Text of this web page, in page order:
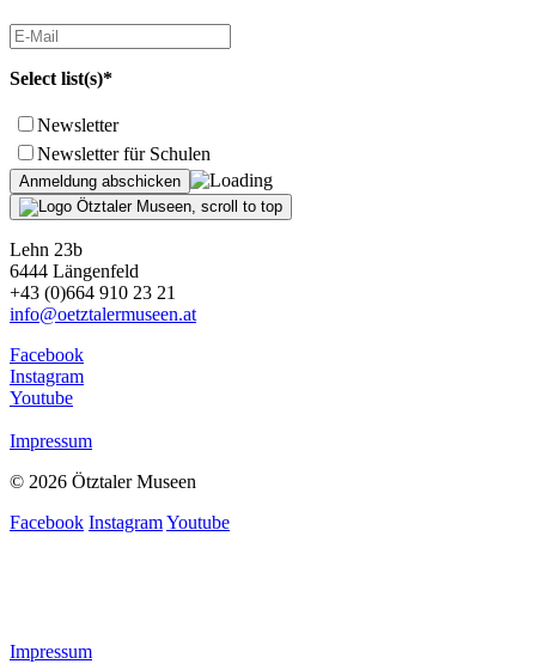
Select list(s)*
Newsletter
Newsletter für Schulen
Lehn 23b
6444 Längenfeld
+43 (0)664 910 23 21
info@oetztalermuseen.at
Facebook
Instagram
Youtube
Impressum
© 2026 Ötztaler Museen
Facebook InstagramYoutube
Impressum